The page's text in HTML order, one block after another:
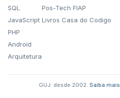
SQL
JavaScript
PHP
Android
Arquitetura
Pos-Tech FIAP
Livros Casa do Codigo
GUJ: desde 2002. Saiba mais